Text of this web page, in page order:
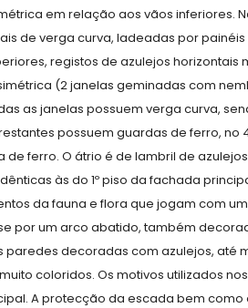
em relação aos vãos inferiores.
de verga curva, ladeadas por
registos de azulejos horizontais
(2 janelas geminadas com
as janelas possuem verga curva,
possuem guardas de ferro, no
ferro. O átrio é de lambril de
às do 1º piso da fachada
da fauna e flora que jogam com
por um arco abatido, também
decoradas com azulejos, até
coloridos. Os motivos utilizados
A protecção da escada bem